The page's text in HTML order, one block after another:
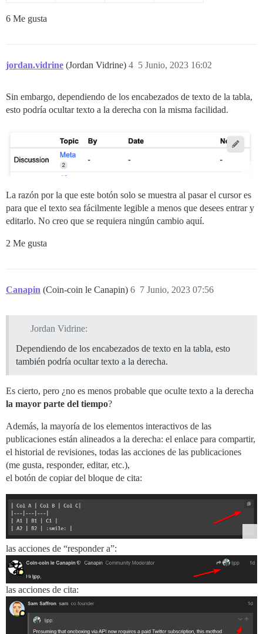
6 Me gusta
jordan.vidrine (Jordan Vidrine) 5 Junio, 2023 16:02
4
Sin embargo, dependiendo de los encabezados de texto de la tabla,
esto podría ocultar texto a la derecha con la misma facilidad.
La razón por la que este botón solo se muestra al pasar el cursor es
para que el texto sea fácilmente legible a menos que desees entrar y
editarlo. No creo que se requiera ningún cambio aquí.
2 Me gusta
Canapin (Coin-coin le Canapin) 7 Junio, 2023 07:56
6
Jordan Vidrine:
Dependiendo de los encabezados de texto en la tabla, esto
también podría ocultar texto a la derecha.
Es cierto, pero ¿no es menos probable que oculte texto a la derecha
la mayor parte del tiempo?
Además, la mayoría de los elementos interactivos de las
publicaciones están alineados a la derecha: el enlace para compartir,
el historial de revisiones, todas las acciones de las publicaciones
(me gusta, responder, editar, etc.),
el botón de copiar del bloque de cita:
las acciones de “responder a”:
las acciones de cita: